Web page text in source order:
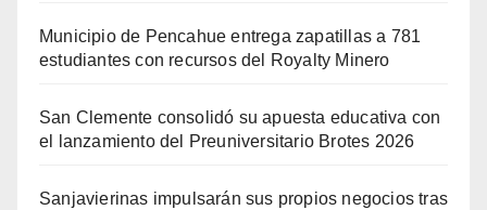
Municipio de Pencahue entrega zapatillas a 781
estudiantes con recursos del Royalty Minero
San Clemente consolidó su apuesta educativa con
el lanzamiento del Preuniversitario Brotes 2026
Sanjavierinas impulsarán sus propios negocios tras